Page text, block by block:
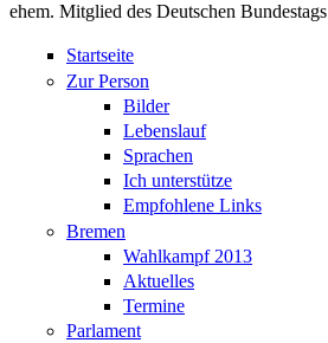
ehem. Mitglied des Deutschen Bundestags
Startseite
Zur Person
Bilder
Lebenslauf
Sprachen
Ich unterstütze
Empfohlene Links
Bremen
Wahlkampf 2013
Aktuelles
Termine
Parlament